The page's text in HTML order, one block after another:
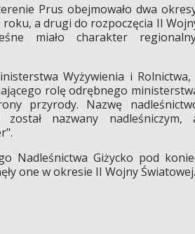
Prus obejmowało dwa
a drugi do rozpoczęcia II
miało charakter
Wyżywienia i Rolnictwa,
rolę odrębnego
przyrody. Nazwę
nazwany nadleśniczym,
Nadleśnictwa Giżycko pod
one w okresie II Wojny Światowej.